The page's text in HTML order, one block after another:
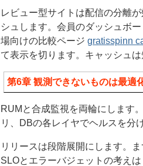
レビュー型サイトは配信の分離
シュします。会員のダッシュボ
場向けの比較ページ gratisspinn
て表示を切ります。キャッシュ
第6章 観測できないものは最適
RUMと合成監視を両輪にします
リ、DBの各レイヤでヘルスを分
リリースは段階展開にします。
SLOとエラーバジェットの考えは